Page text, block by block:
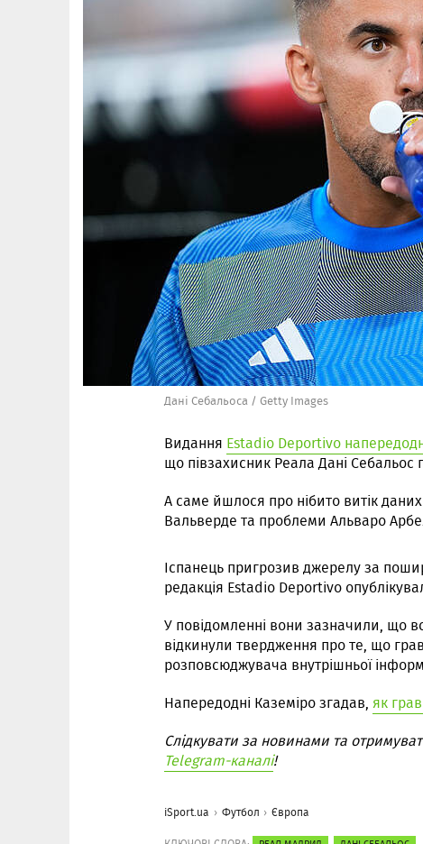
Дані Себальоса / Getty Images
Видання Estadio Deportivo
що півзахисник Реала Дані Себальос
А саме йшлося про нібито витік
Вальверде та проблеми Альваро
Іспанець пригрозив джерелу за
редакція Estadio Deportivo
У повідомленні вони зазначили, що
відкинули твердження про те, що
розповсюджувача внутрішньої
Напередодні Каземіро згадав, як
Слідкувати за новинами та
Telegram-каналі!
iSport.ua Футбол Європа